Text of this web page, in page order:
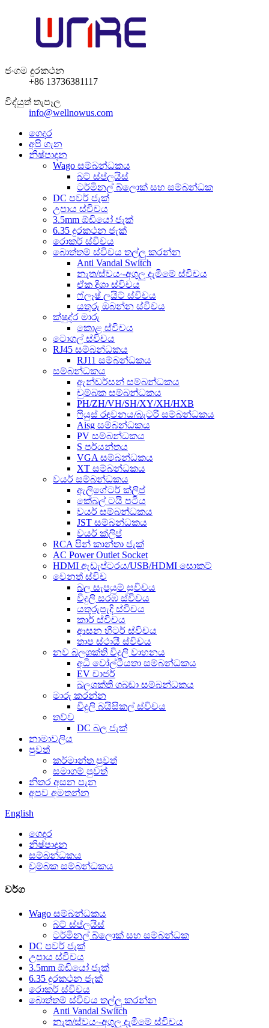
ජංගම දුරකථන
+86 13736381117
විද්යුත් තැපෑල
info@wellnowus.com
ගෙදර
අපි ගැන
නිෂ්පාදන
Wago සම්බන්ධකය
බට් ස්ප්ලයිස්
ටර්මිනල් බ්ලොක් සහ සම්බන්ධක
DC පවර් ජැක්
උපාය ස්විචය
3.5mm ඕඩියෝ ජැක්
6.35 දුරකථන ජැක්
රොකර් ස්විචය
බොත්තම් ස්විචය තල්ලු කරන්න
Anti Vandal Switch
නැත/ස්වයං-අගුලු දැමීමේ ස්විචය
ඒක දිශා ස්විචය
ෆ්ලෑෂ් ලයිට් ස්විචය
යතුරු ඔබන්න ස්විචය
ක්ෂුද්ර මාරු
කොළ ස්විචය
ටොගල් ස්විචය
RJ45 සම්බන්ධකය
RJ11 සම්බන්ධකය
සම්බන්ධකය
ඇන්ඩර්සන් සම්බන්ධකය
චුම්බක සම්බන්ධකය
PH/ZH/VH/SH/XY/XH/HXB
ෆියුස් රඳවනය/බැටරි සම්බන්ධකය
Aisg සම්බන්ධකය
PV සම්බන්ධකය
S පර්යන්තය
VGA සම්බන්ධකය
XT සම්බන්ධකය
වයර් සම්බන්ධකය
ඇලිගේටර් ක්ලිප්
කේබල් ටයි පටිය
වයර් සම්බන්ධකය
JST සම්බන්ධකය
වයර් ක්ලිප්
RCA පින් කාන්තා ජැක්
AC Power Outlet Socket
HDMI ඇඩැප්ටරය/USB/HDMI සොකට්
වෙනත් ස්විච
බල සැපයුම් සුවිචය
විදුලි සරඹ ස්විචය
යතුරුපැදි ස්විචය
කාර් ස්විචය
ආසන හීටර් ස්විචය
තාප ස්ථායී ස්විචය
නව බලශක්ති විදුලි වාහනය
අධි වෝල්ටීයතා සම්බන්ධකය
EV චාජර්
බලශක්ති ගබඩා සම්බන්ධකය
මාරු කරන්න
විදුලි බයිසිකල් ස්විචය
තව්ව
DC බල ජැක්
නාමාවලිය
පුවත්
කර්මාන්ත පුවත්
සමාගම් පුවත්
නිතර අසන පැන
අපව අමතන්න
English
ගෙදර
නිෂ්පාදන
සම්බන්ධකය
චුම්බක සම්බන්ධකය
වර්ග
Wago සම්බන්ධකය
බට් ස්ප්ලයිස්
ටර්මිනල් බ්ලොක් සහ සම්බන්ධක
DC පවර් ජැක්
උපාය ස්විචය
3.5mm ඕඩියෝ ජැක්
6.35 දුරකථන ජැක්
රොකර් ස්විචය
බොත්තම් ස්විචය තල්ලු කරන්න
Anti Vandal Switch
නැත/ස්වයං-අගුලු දැමීමේ ස්විචය